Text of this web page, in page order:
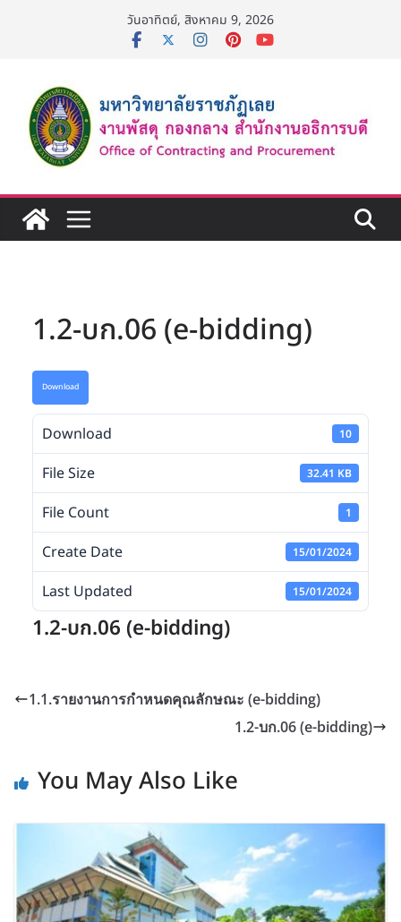
วันอาทิตย์, สิงหาคม 9, 2026
1.2-บก.06 (e-bidding)
Download
Download 10
File Size 32.41 KB
File Count 1
Create Date 15/01/2024
Last Updated 15/01/2024
1.2-บก.06 (e-bidding)
1.1.รายงานการกำหนดคุณลักษณะ (e-bidding)
1.2-บก.06 (e-bidding)
You May Also Like